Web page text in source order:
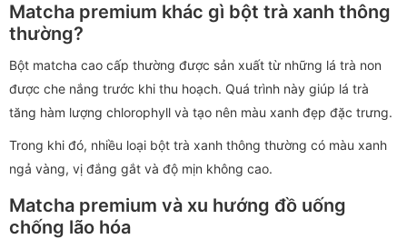
Matcha premium khác gì bột trà xanh thông
thường?
Bột matcha cao cấp thường được sản xuất từ những lá trà non
được che nắng trước khi thu hoạch. Quá trình này giúp lá trà
tăng hàm lượng chlorophyll và tạo nên màu xanh đẹp đặc trưng.
Trong khi đó, nhiều loại bột trà xanh thông thường có màu xanh
ngả vàng, vị đắng gắt và độ mịn không cao.
Matcha premium và xu hướng đồ uống
chống lão hóa